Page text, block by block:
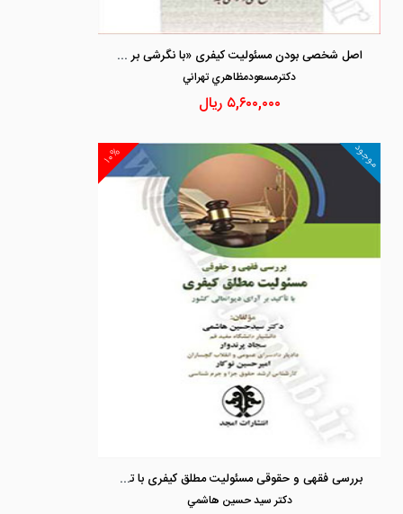
اصل شخصی بودن مسئولیت کیفری «با نگرشی بر قوانین کیفری فرانسه و آمریکا»
دكترمسعودمظاهري تهراني
۵,۶۰۰,۰۰۰ ریال
۱۰% موجود
بررسی فقهی و حقوقی مسئولیت مطلق کیفری با تاکید بر آرای دیوانعالی کشور
دكتر سيد حسين هاشمي